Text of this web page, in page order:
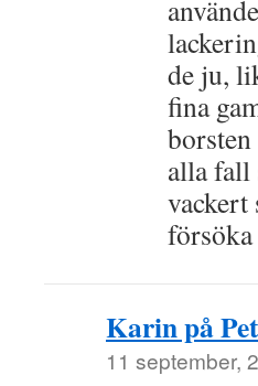
de ju,
fina
alla fall
vackert
Karin på
11 september,